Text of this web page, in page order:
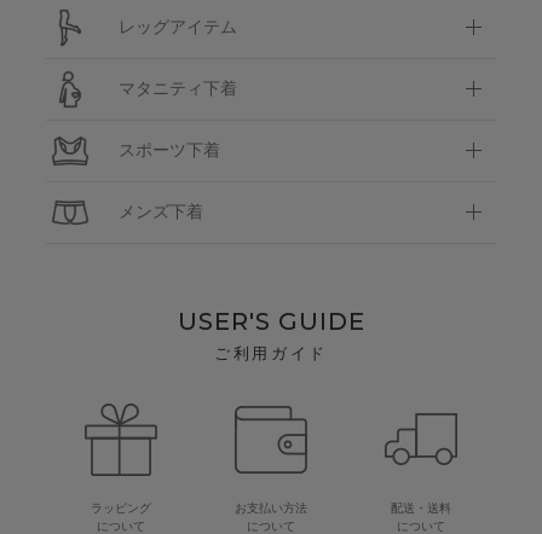
レッグアイテム
マタニティ下着
スポーツ下着
メンズ下着
USER'S GUIDE
ご利用ガイド
ラッピング
について
お支払い方法
について
配送・送料
について